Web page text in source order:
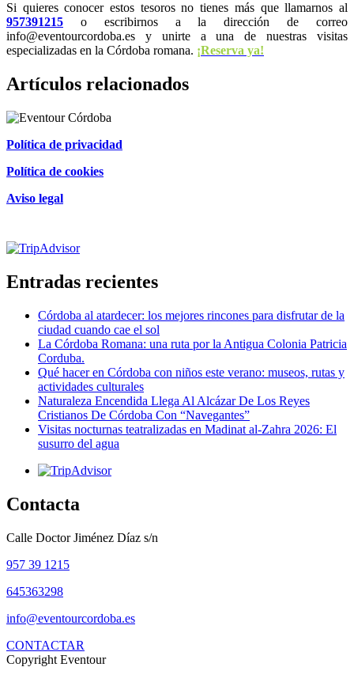
Si quieres conocer estos tesoros no tienes más que llamarnos al
957391215 o escribirnos a la dirección de correo
info@eventourcordoba.es y unirte a una de nuestras visitas
especializadas en la Córdoba romana. ¡Reserva ya!
Artículos relacionados
Política de privacidad
Política de cookies
Aviso legal
Entradas recientes
Córdoba al atardecer: los mejores rincones para disfrutar de la
ciudad cuando cae el sol
La Córdoba Romana: una ruta por la Antigua Colonia Patricia
Corduba.
Qué hacer en Córdoba con niños este verano: museos, rutas y
actividades culturales
Naturaleza Encendida Llega Al Alcázar De Los Reyes
Cristianos De Córdoba Con “Navegantes”
Visitas nocturnas teatralizadas en Madinat al-Zahra 2026: El
susurro del agua
Contacta
Calle Doctor Jiménez Díaz s/n
957 39 1215
645363298
info@eventourcordoba.es
CONTACTAR
Copyright Eventour